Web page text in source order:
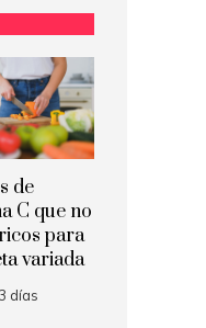
de
C que no
para
variada
días